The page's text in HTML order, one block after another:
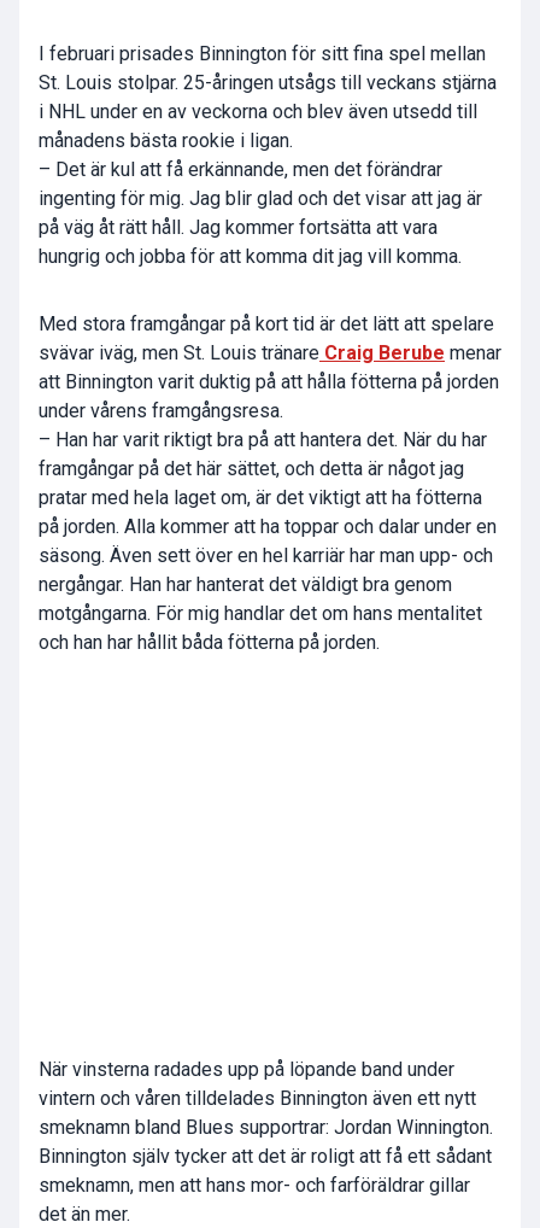
I februari prisades Binnington för sitt fina spel mellan
St. Louis stolpar. 25-åringen utsågs till veckans stjärna
i NHL under en av veckorna och blev även utsedd till
månadens bästa rookie i ligan.
– Det är kul att få erkännande, men det förändrar
ingenting för mig. Jag blir glad och det visar att jag är
på väg åt rätt håll. Jag kommer fortsätta att vara
hungrig och jobba för att komma dit jag vill komma.
Med stora framgångar på kort tid är det lätt att spelare
svävar iväg, men St. Louis tränare Craig Berube menar
att Binnington varit duktig på att hålla fötterna på jorden
under vårens framgångsresa.
– Han har varit riktigt bra på att hantera det. När du har
framgångar på det här sättet, och detta är något jag
pratar med hela laget om, är det viktigt att ha fötterna
på jorden. Alla kommer att ha toppar och dalar under en
säsong. Även sett över en hel karriär har man upp- och
nergångar. Han har hanterat det väldigt bra genom
motgångarna. För mig handlar det om hans mentalitet
och han har hållit båda fötterna på jorden.
När vinsterna radades upp på löpande band under
vintern och våren tilldelades Binnington även ett nytt
smeknamn bland Blues supportrar: Jordan Winnington.
Binnington själv tycker att det är roligt att få ett sådant
smeknamn, men att hans mor- och farföräldrar gillar
det än mer.